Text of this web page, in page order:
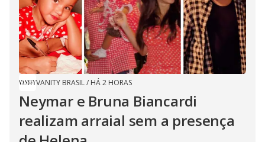
VANITY BRASIL/ HÁ 2 HORAS
Neymar e Bruna Biancardi
realizam arraial sem a presença